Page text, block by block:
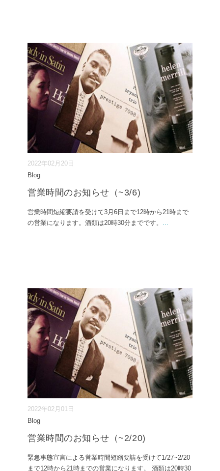
2022年02月20日
Blog
営業時間のお知らせ（~3/6)
営業時間短縮要請を受けて3月6日まで12時から21時まで
の営業になります。酒類は20時30分までです。
2022年02月01日
Blog
営業時間のお知らせ（~2/20)
緊急事態宣言による営業時間短縮要請を受けて1/27~2/20
まで12時から21時までの営業になります。 酒類は20時30